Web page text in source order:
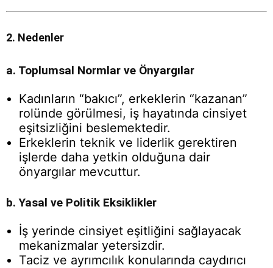
2. Nedenler
a. Toplumsal Normlar ve Önyargılar
Kadınların “bakıcı”, erkeklerin “kazanan”
rolünde görülmesi, iş hayatında cinsiyet
eşitsizliğini beslemektedir.
Erkeklerin teknik ve liderlik gerektiren
işlerde daha yetkin olduğuna dair
önyargılar mevcuttur.
b. Yasal ve Politik Eksiklikler
İş yerinde cinsiyet eşitliğini sağlayacak
mekanizmalar yetersizdir.
Taciz ve ayrımcılık konularında caydırıcı